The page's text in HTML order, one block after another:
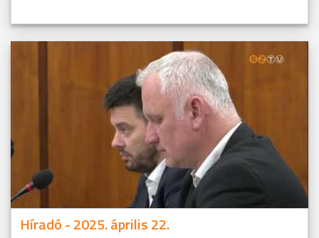
Híradó - 2025. április 22.